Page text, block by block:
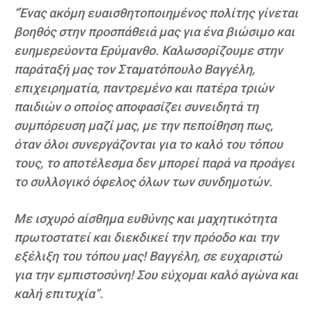
“Ένας ακόμη ευαισθητοποιημένος πολίτης γίνεται
βοηθός στην προσπάθειά μας για ένα βιώσιμο και
ευημερεύοντα Ερύμανθο. Καλωσορίζουμε στην
παράταξή μας τον Σταματόπουλο Βαγγέλη,
επιχειρηματία, παντρεμένο και πατέρα τριών
παιδιών ο οποίος αποφασίζει συνειδητά τη
συμπόρευση μαζί μας, με την πεποίθηση πως,
όταν όλοι συνεργάζονται για το καλό του τόπου
τους, το αποτέλεσμα δεν μπορεί παρά να προάγει
το συλλογικό όφελος όλων των συνδημοτών.
Με ισχυρό αίσθημα ευθύνης και μαχητικότητα
πρωτοστατεί και διεκδικεί την πρόοδο και την
εξέλιξη του τόπου μας! Βαγγέλη, σε ευχαριστώ
για την εμπιστοσύνη! Σου εύχομαι καλό αγώνα και
καλή επιτυχία”.